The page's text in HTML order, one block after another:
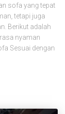
sofa yang tepat
tetapi juga
Berikut adalah
nyaman
Sesuai dengan